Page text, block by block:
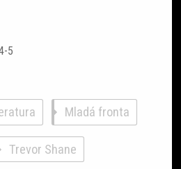
5
Mladá fronta
Trevor Shane